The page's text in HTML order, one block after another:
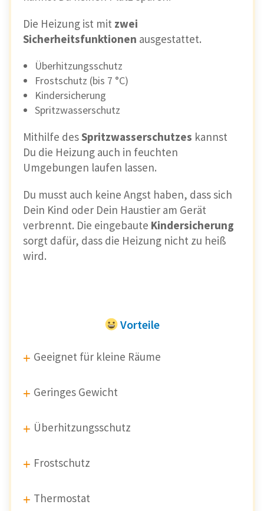
Die Heizung ist mit zwei
Sicherheitsfunktionen ausgestattet.
Überhitzungsschutz
Frostschutz (bis 7 °C)
Kindersicherung
Spritzwasserschutz
Mithilfe desSpritzwasserschutzes kannst
Du die Heizung auch in feuchten
Umgebungen laufen lassen.
Du musst auch keine Angst haben, dass sich
Dein Kind oder Dein Haustier am Gerät
verbrennt. Die eingebaute Kindersicherung
sorgt dafür, dass die Heizung nicht zu heiß
wird.
Vorteile
Geeignet für kleine Räume
Geringes Gewicht
Überhitzungsschutz
Frostschutz
Thermostat